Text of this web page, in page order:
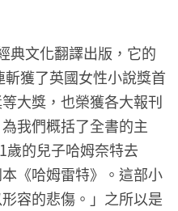
典文化翻譯出版，它的
獲了英國女性小說獎首
大獎，也榮獲各大報刊
我們概括了全書的主
歲的兒子哈姆奈特去
《哈姆雷特》。這部小
容的悲傷。」之所以是